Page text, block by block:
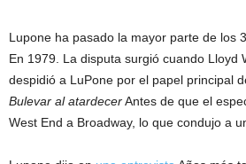
Lupone ha pasado la mayor parte de los
En 1979. La disputa surgió cuando Lloyd
despidió a LuPone por el papel principal
Bulevar al atardecerAntes de que el
West End a Broadway, lo que condujo a